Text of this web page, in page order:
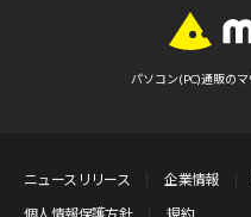
パソコン(PC)通販の
ニュースリリース 企業情報